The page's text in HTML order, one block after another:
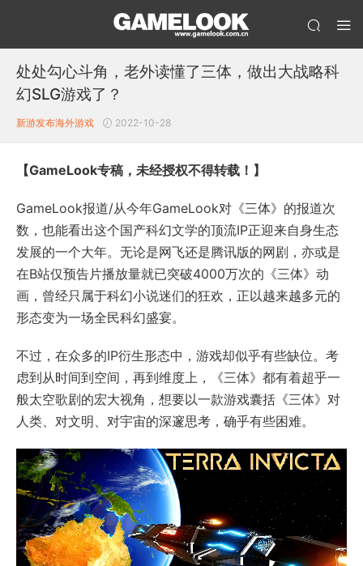
处处勾心斗角，老外读懂了三体，做出大战略科
幻SLG游戏了？
新游发布海外游戏 2022-10-28
【GameLook专稿，未经授权不得转载！】
GameLook报道/从今年GameLook对《三体》的报道次
数，也能看出这个国产科幻文学的顶流IP正迎来自身生态
发展的一个大年。无论是网飞还是腾讯版的网剧，亦或是
在B站仅预告片播放量就已突破4000万次的《三体》动
画，曾经只属于科幻小说迷们的狂欢，正以越来越多元的
形态变为一场全民科幻盛宴。
不过，在众多的IP衍生形态中，游戏却似乎有些缺位。考
虑到从时间到空间，再到维度上，《三体》都有着超乎一
般太空歌剧的宏大视角，想要以一款游戏囊括《三体》对
人类、对文明、对宇宙的深邃思考，确乎有些困难。